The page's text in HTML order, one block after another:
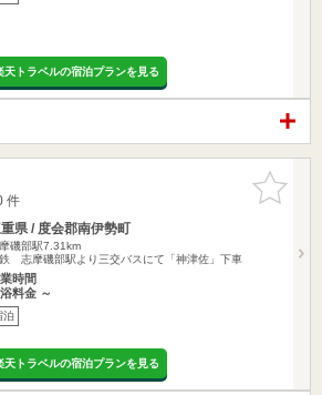
天トラベルの宿泊プランを見る
お気に入
りに追加
件
県 / 度会郡南伊勢町
磯部駅7.31km
志摩磯部駅より三交バスにて「神津佐」下車
時間
料金 ～
泊
天トラベルの宿泊プランを見る